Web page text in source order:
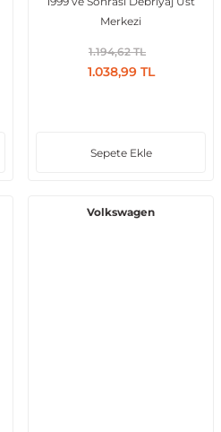
Merkezi
1.194,62 TL
1.038,99 TL
Sepete Ekle
Volkswagen